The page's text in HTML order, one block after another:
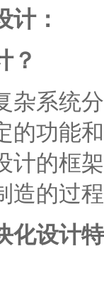
计：
？
杂系统
的功能
计的框
造的过
化设计